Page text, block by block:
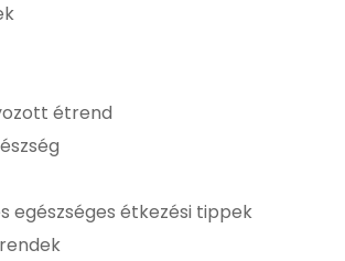
étrend
egészséges étkezési tippek